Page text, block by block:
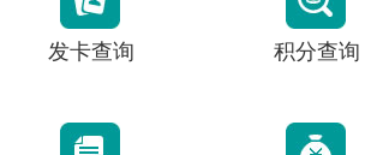
发卡查询 积分查询